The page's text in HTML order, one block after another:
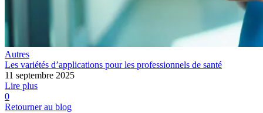
Autres
Les variétés d’applications pour les professionnels de santé
11 septembre 2025
Lire plus
0
Retourner au blog